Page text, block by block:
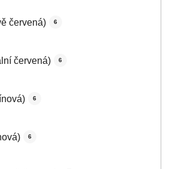
červená) 6
červená) 6
6
6